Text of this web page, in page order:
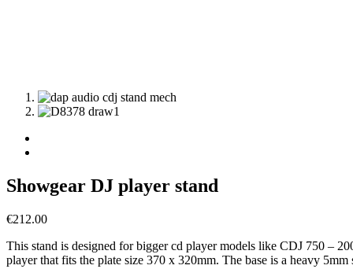
Showgear DJ player stand
€212.00
This stand is designed for bigger cd player models like CDJ 750 –
player that fits the plate size 370 x 320mm. The base is a heavy 5mm